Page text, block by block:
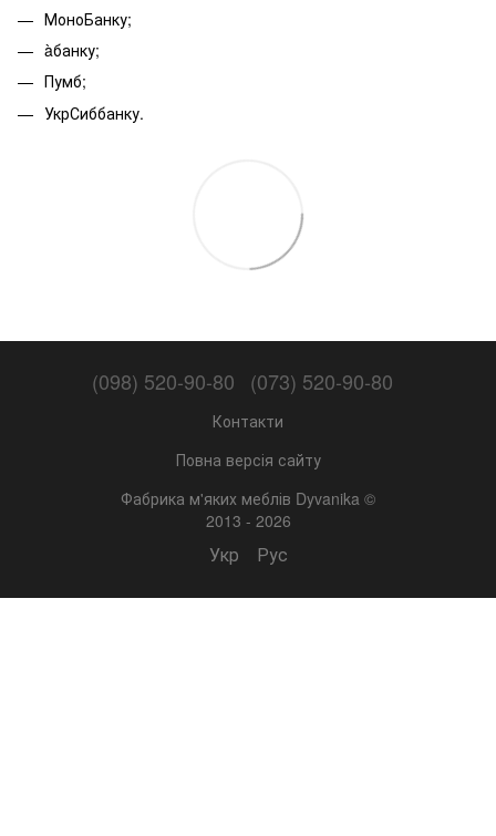
МоноБанку;
àбанку;
Пумб;
УкрСиббанку.
(098) 520-90-80 (073) 520-90-80
Контакти
Повна версія сайту
Фабрика м'яких меблів Dyvanika ©
2013 - 2026
Укр Рус